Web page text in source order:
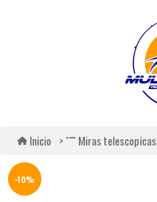
Inicio Miras telescopicas
-10%